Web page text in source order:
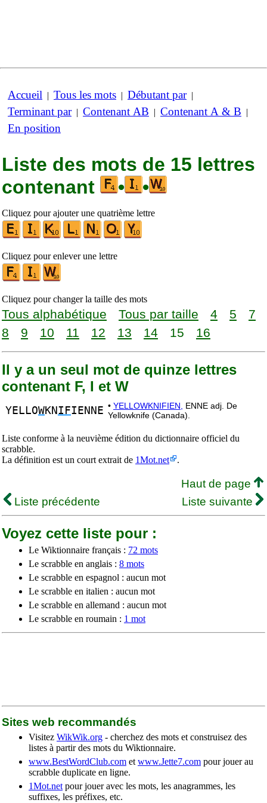
Accueil | Tous les mots | Débutant par|
Terminant par| Contenant AB | Contenant A & B |
En position
Liste des mots de 15 lettres
contenant
• •
Cliquez pour ajouter une quatrième lettre
Cliquez pour enlever une lettre
Cliquez pour changer la taille des mots
Tous alphabétique Tous par taille 4 5
7
8
9 10 11 12 13 14 15 16
Il y a un seul mot de quinze lettres
contenant F, I et W
YELLOWKN IFIENNE • YELLOWKNIFIEN,
ENNE adj. De
Yellowknife (Canada).
Liste conforme à la neuvième édition du dictionnaire officiel du
scrabble.
La définition est un court extrait de 1Mot.net .
Haut de page
Liste précédente
Liste suivante
Voyez cette liste pour :
Le Wiktionnaire français : 72 mots
Le scrabble en anglais : 8 mots
Le scrabble en espagnol : aucun mot
Le scrabble en italien : aucun mot
Le scrabble en allemand : aucun mot
Le scrabble en roumain : 1 mot
Sites web recommandés
Visitez WikWik.org - cherchez des mots et construisez des
listes à partir des mots du Wiktionnaire.
www.BestWordClub.com et www.Jette7.com pour jouer au
scrabble duplicate en ligne.
1Mot.net pour jouer avec les mots, les anagrammes, les
suffixes, les préfixes, etc.